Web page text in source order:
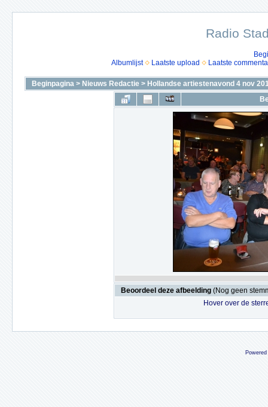
Radio
Albumlijst
Laatste upload Laatste
Beginpagina > Nieuws Redactie > Hollandse artiestenavond 4 nov
Beoordeel deze afbeelding (Nog geen
Hover over de